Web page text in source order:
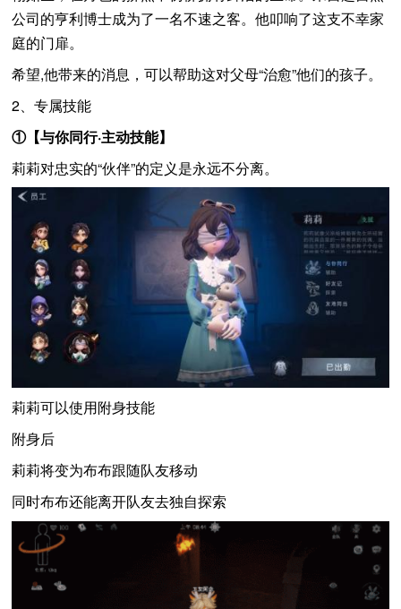
公司的亨利博士成为了一名不速之客。他叩响了这支不幸家
庭的门扉。
希望,他带来的消息，可以帮助这对父母“治愈”他们的孩子。
2、专属技能
①【与你同行·主动技能】
莉莉对忠实的“伙伴”的定义是永远不分离。
莉莉可以使用附身技能
附身后
莉莉将变为布布跟随队友移动
同时布布还能离开队友去独自探索